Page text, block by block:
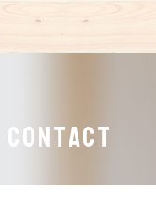
CONTACT